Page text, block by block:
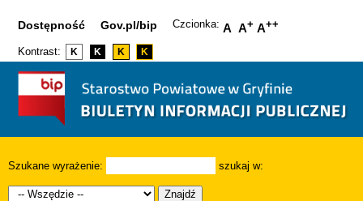
Dostępność Gov.pl/bip Czcionka: A A+ A++
Kontrast: K K K K
Szukane wyrażenie: szukaj w:
Znajdź